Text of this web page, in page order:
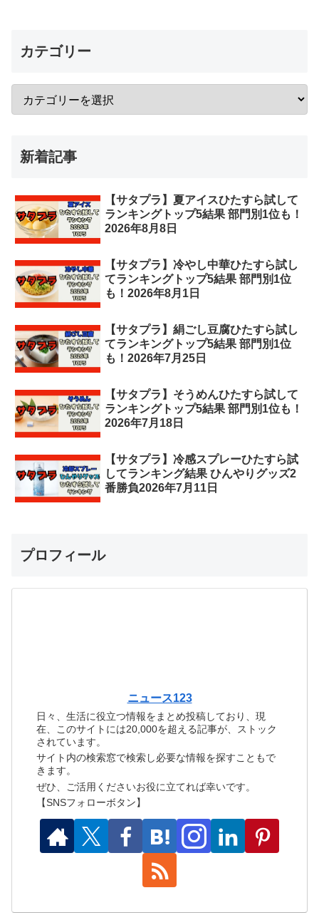
カテゴリー
新着記事
【サタプラ】夏アイスひたすら試して
ランキングトップ5結果 部門別1位も！
2026年8月8日
【サタプラ】冷やし中華ひたすら試し
てランキングトップ5結果 部門別1位
も！2026年8月1日
【サタプラ】絹ごし豆腐ひたすら試し
てランキングトップ5結果 部門別1位
も！2026年7月25日
【サタプラ】そうめんひたすら試して
ランキングトップ5結果 部門別1位も！
2026年7月18日
【サタプラ】冷感スプレーひたすら試
してランキング結果 ひんやりグッズ2
番勝負2026年7月11日
プロフィール
ニュース123
日々、生活に役立つ情報をまとめ投稿しており、現
在、このサイトには20,000を超える記事が、ストック
されています。
サイト内の検索窓で検索し必要な情報を探すこともで
きます。
ぜひ、ご活用くださいお役に立てれば幸いです。
【SNSフォローボタン】